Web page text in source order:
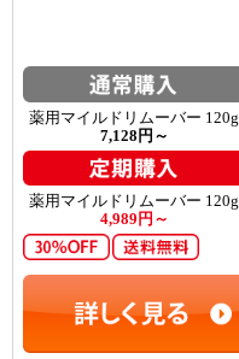
薬用マイルドリムーバー 120g
7,128円～
薬用マイルドリムーバー 120g
4,989円～